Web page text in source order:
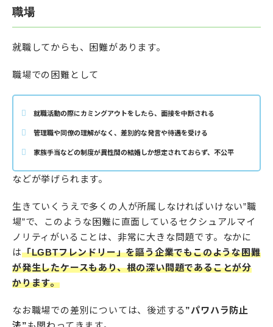
職場
就職してからも、困難があります。
職場での困難として
就職活動の際にカミングアウトをしたら、面接を中断される
管理職や同僚の理解がなく、差別的な発言や待遇を受ける
家族手当などの制度が異性間の結婚しか想定されておらず、不公平
などが挙げられます。
生きていくうえで多くの人が所属しなければいけない”職
場”で、このような困難に直面しているセクシュアルマイ
ノリティがいることは、非常に大きな問題です。なかに
は「LGBTフレンドリー」を謳う企業でもこのような困難
が発生したケースもあり、根の深い問題であることが分
かります。
なお職場での差別については、後述する ”パワハラ防止